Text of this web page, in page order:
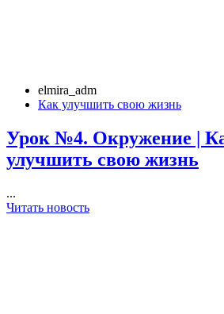
elmira_adm
Как улучшить свою жизнь
Урок №4. Окружение |
улучшить свою жизнь
...
Читать новость